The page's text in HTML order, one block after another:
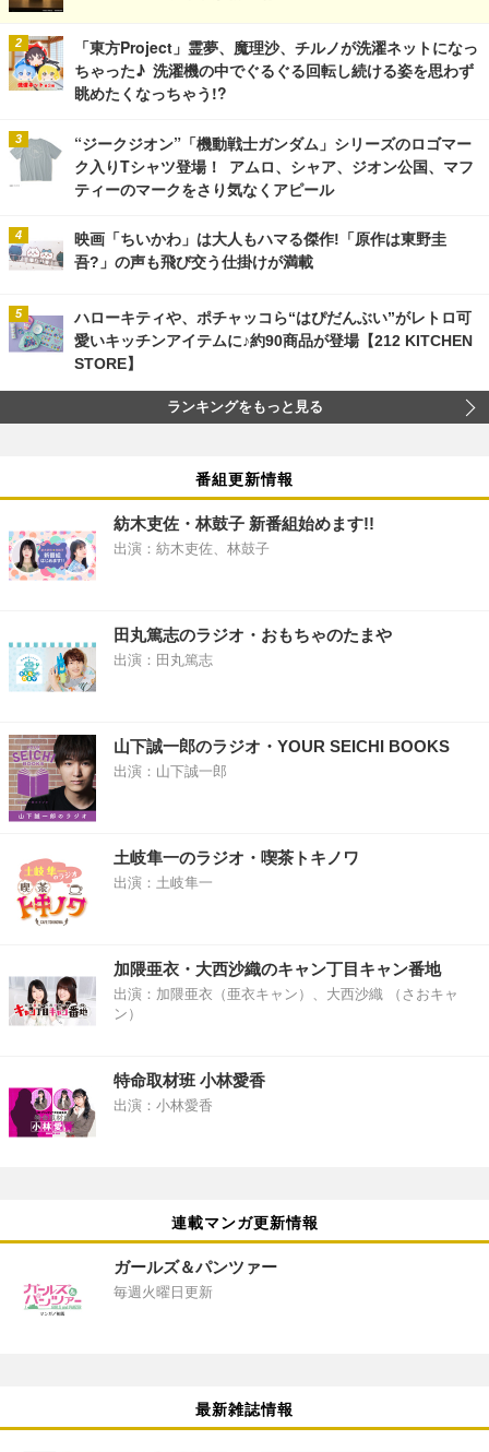
「東方Project」霊夢、魔理沙、チルノが洗濯ネットになっ
ちゃった♪ 洗濯機の中でぐるぐる回転し続ける姿を思わず
眺めたくなっちゃう!?
“ジークジオン”「機動戦士ガンダム」シリーズのロゴマー
ク入りTシャツ登場！ アムロ、シャア、ジオン公国、マフ
ティーのマークをさり気なくアピール
映画「ちいかわ」は大人もハマる傑作!「原作は東野圭
吾?」の声も飛び交う仕掛けが満載
ハローキティや、ポチャッコら“はぴだんぶい”がレトロ可
愛いキッチンアイテムに♪約90商品が登場【212 KITCHEN
STORE】
ランキングをもっと見る
番組更新情報
紡木吏佐・林鼓子 新番組始めます!!
出演：紡木吏佐、林鼓子
田丸篤志のラジオ・おもちゃのたまや
出演：田丸篤志
山下誠一郎のラジオ・YOUR SEICHI BOOKS
出演：山下誠一郎
土岐隼一のラジオ・喫茶トキノワ
出演：土岐隼一
加隈亜衣・大西沙織のキャン丁目キャン番地
出演：加隈亜衣（亜衣キャン）、大西沙織 （さおキャ
ン）
特命取材班 小林愛香
出演：小林愛香
連載マンガ更新情報
ガールズ＆パンツァー
毎週火曜日更新
最新雑誌情報